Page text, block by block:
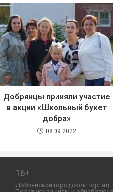
Добрянцы приняли участие
в акции «Школьный букет
добра»
08.09.2022
16+
Добрянский городской